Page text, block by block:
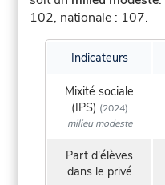
102, nationale : 107.
Indicateurs
Mixité sociale
(IPS) (2024)
milieu modeste
Part d'élèves
dans le privé